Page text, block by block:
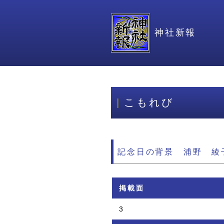
神社新報
こもれび
記念日の背景 浦野 綾
掲載面
3